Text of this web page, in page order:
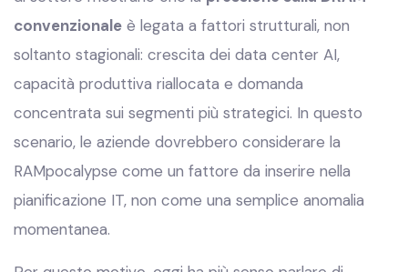
convenzionale è legata a fattori strutturali, non
soltanto stagionali: crescita dei data center AI,
capacità produttiva riallocata e domanda
concentrata sui segmenti più strategici. In questo
scenario, le aziende dovrebbero considerare la
RAMpocalypse come un fattore da inserire nella
pianificazione IT, non come una semplice anomalia
momentanea.